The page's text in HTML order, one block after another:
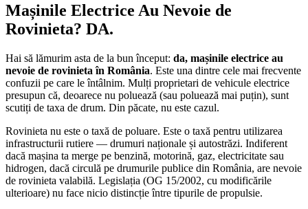
Mașinile Electrice Au Nevoie de
Rovinieta? DA.
Hai să lămurim asta de la bun început: da, mașinile electrice au
nevoie de rovinieta în România. Este una dintre cele mai frecvente
confuzii pe care le întâlnim. Mulți proprietari de vehicule electrice
presupun că, deoarece nu poluează (sau poluează mai puțin), sunt
scutiți de taxa de drum. Din păcate, nu este cazul.
Rovinieta nu este o taxă de poluare. Este o taxă pentru utilizarea
infrastructurii rutiere — drumuri naționale și autostrăzi. Indiferent
dacă mașina ta merge pe benzină, motorină, gaz, electricitate sau
hidrogen, dacă circulă pe drumurile publice din România, are nevoie
de rovinieta valabilă. Legislația (OG 15/2002, cu modificările
ulterioare) nu face nicio distincție între tipurile de propulsie.